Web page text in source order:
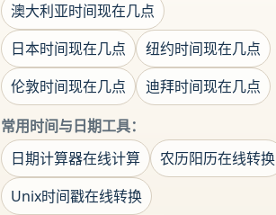
澳大利亚时间现在几点
日本时间现在几点
纽约时间现在几点
伦敦时间现在几点
迪拜时间现在几点
常用时间与日期工具：
日期计算器在线计算
农历阳历在线转换
Unix时间戳在线转换